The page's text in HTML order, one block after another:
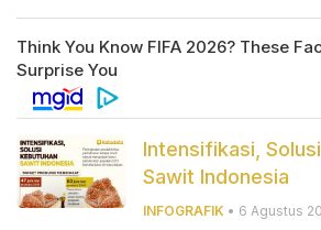
Intensifikasi,
Sawit Indonesia
INFOGRAFIK • 6 Agustus